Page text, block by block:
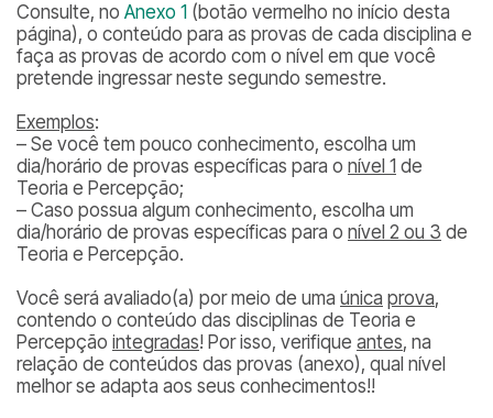
Consulte, no Anexo 1 (botão vermelho no início desta
página), o conteúdo para as provas de cada disciplina e
faça as provas de acordo com o nível em que você
pretende ingressar neste segundo semestre.
Exemplos:
– Se você tem pouco conhecimento, escolha um
dia/horário de provas específicas para o nível 1 de
Teoria e Percepção;
– Caso possua algum conhecimento, escolha um
dia/horário de provas específicas para o nível 2 ou 3 de
Teoria e Percepção.
Você será avaliado(a) por meio de uma única prova,
contendo o conteúdo das disciplinas de Teoria e
Percepção integradas! Por isso, verifique antes, na
relação de conteúdos das provas (anexo), qual nível
melhor se adapta aos seus conhecimentos!!